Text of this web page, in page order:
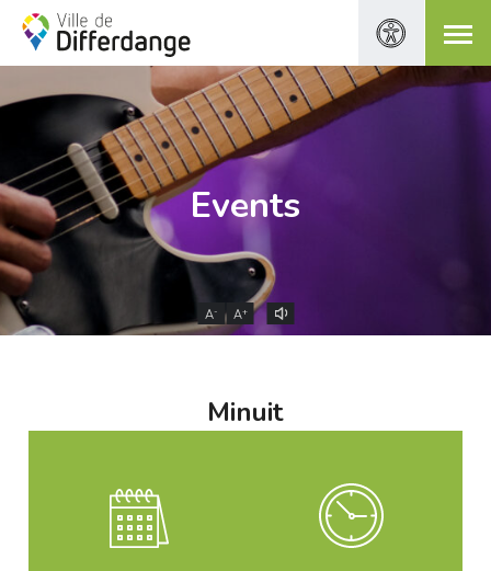
Events
A- A+
Minuit